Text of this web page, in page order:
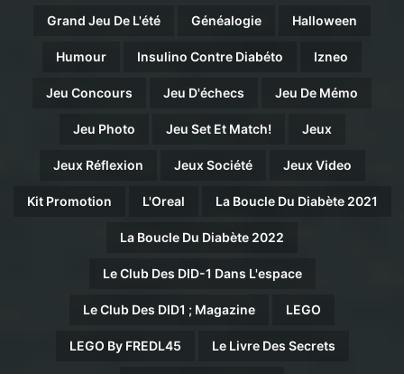
Grand Jeu De L'été Généalogie Halloween
Humour Insulino Contre Diabéto Izneo
Jeu Concours Jeu D'échecs Jeu De Mémo
Jeu Photo Jeu Set Et Match! Jeux
Jeux Réflexion Jeux Société Jeux Video
Kit Promotion L'Oreal La Boucle Du Diabète 2021
La Boucle Du Diabète 2022
Le Club Des DID-1 Dans L'espace
Le Club Des DID1 ; Magazine LEGO
LEGO By FREDL45 Le Livre Des Secrets